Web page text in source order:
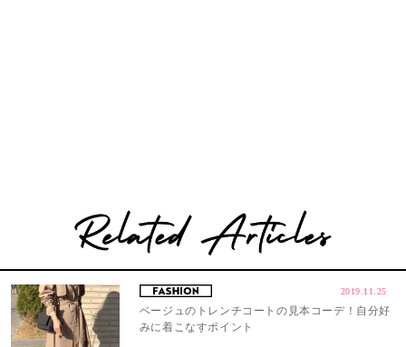
2019.11.25
ベージュのトレンチコートの見本コーデ！自分好
みに着こなすポイント